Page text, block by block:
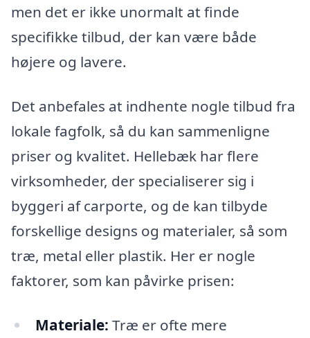
men det er ikke unormalt at finde
specifikke tilbud, der kan være både
højere og lavere.
Det anbefales at indhente nogle tilbud fra
lokale fagfolk, så du kan sammenligne
priser og kvalitet. Hellebæk har flere
virksomheder, der specialiserer sig i
byggeri af carporte, og de kan tilbyde
forskellige designs og materialer, så som
træ, metal eller plastik. Her er nogle
faktorer, som kan påvirke prisen:
Materiale: Træ er ofte mere